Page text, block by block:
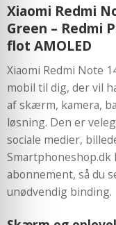
Xiaomi Redmi
Green – Redmi
flot AMOLED
Xiaomi Redmi Note
mobil til dig, der vil
af skærm, kamera,
løsning. Den er
sociale medier,
Smartphoneshop.dk
abonnement, så du
unødvendig binding.